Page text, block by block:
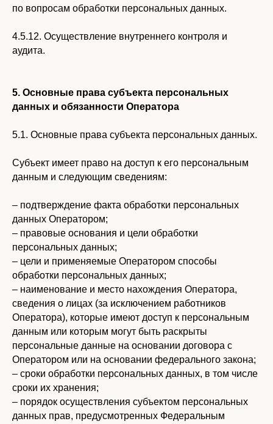
по вопросам обработки персональных данных.
4.5.12. Осуществление внутреннего контроля и
аудита.
5. Основные права субъекта персональных
данных и обязанности Оператора
5.1. Основные права субъекта персональных данных.
Субъект имеет право на доступ к его персональным
данным и следующим сведениям:
– подтверждение факта обработки персональных
данных Оператором;
– правовые основания и цели обработки
персональных данных;
– цели и применяемые Оператором способы
обработки персональных данных;
– наименование и место нахождения Оператора,
сведения о лицах (за исключением работников
Оператора), которые имеют доступ к персональным
данным или которым могут быть раскрыты
персональные данные на основании договора с
Оператором или на основании федерального закона;
– сроки обработки персональных данных, в том числе
сроки их хранения;
– порядок осуществления субъектом персональных
данных прав, предусмотренных Федеральным